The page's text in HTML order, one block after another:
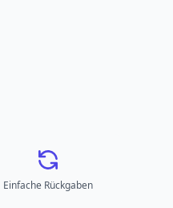
Einfache Rückgaben